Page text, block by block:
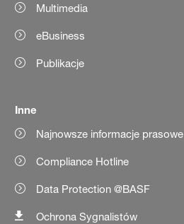
Multimedia
eBusiness
Publikacje
Inne
Najnowsze informacje prasowe
Compliance Hotline
Data Protection @BASF
Ochrona Sygnalistów